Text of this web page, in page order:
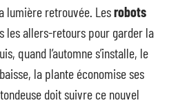
lumière retrouvée. Lesrobots
les allers-retours pour garder la
quand l’automne s’installe, le
la plante économise ses
doit suivre ce nouvel